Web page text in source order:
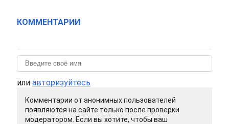
КОММЕНТАРИИ
или авторизуйтесь
Комментарии от анонимных пользователей
появляются на сайте только после проверки
модератором. Если вы хотите, чтобы ваш